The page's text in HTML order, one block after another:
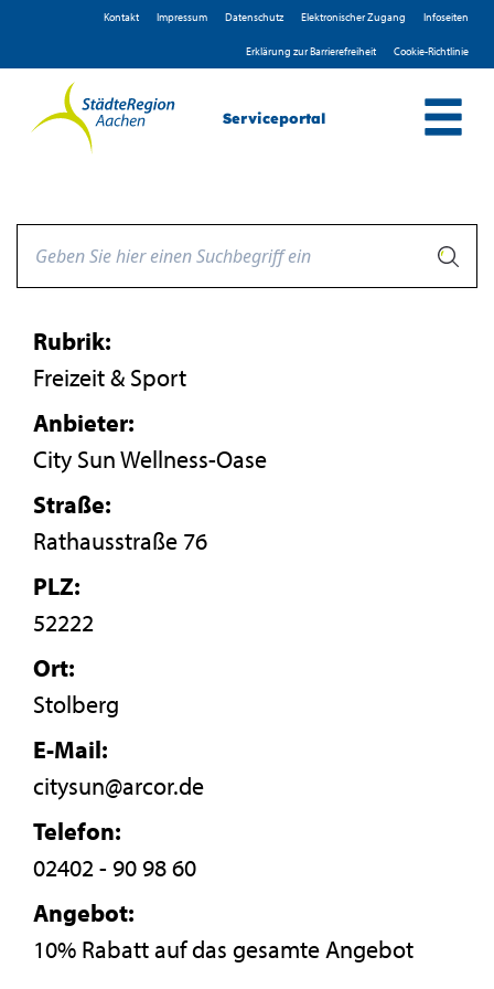
Zum Hauptinhalt springen
Zum Hauptinhalt
Kontakt Impressum D­atenschutz Elektronischer Zugang Infoseiten
Erklärung zur Barrierefreiheit Cookie-Richtlinie
Serviceportal
Rubrik:
Freizeit & Sport
Anbieter:
City Sun Wellness-Oase
Straße:
Rathausstraße 76
PLZ:
52222
Ort:
Stolberg
E-Mail:
citysun@arcor.de
Telefon:
02402 - 90 98 60
Angebot:
10% Rabatt auf das gesamte Angebot